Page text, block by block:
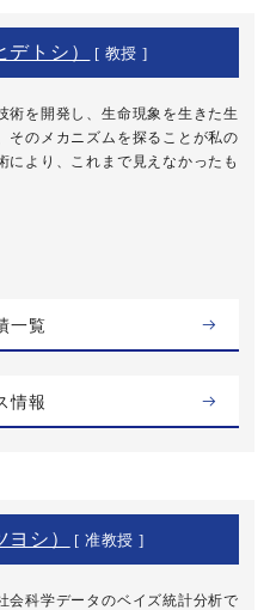
トシ） [ 教授 ]
術を開発し、生命現象を生きた生
そのメカニズムを探ることが私の
により、これまで見えなかったも
一覧
情報
シ） [ 准教授 ]
会科学データのベイズ統計分析で